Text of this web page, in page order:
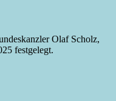
Olaf Scholz,
festgelegt.